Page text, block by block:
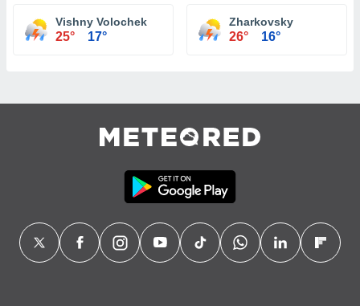
Vishny Volochek
25° 17°
Zharkovsky
26° 16°